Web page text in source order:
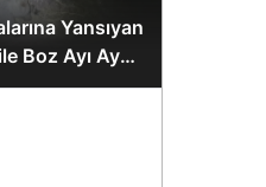
Yansıyan
Boz Ayı Aynı